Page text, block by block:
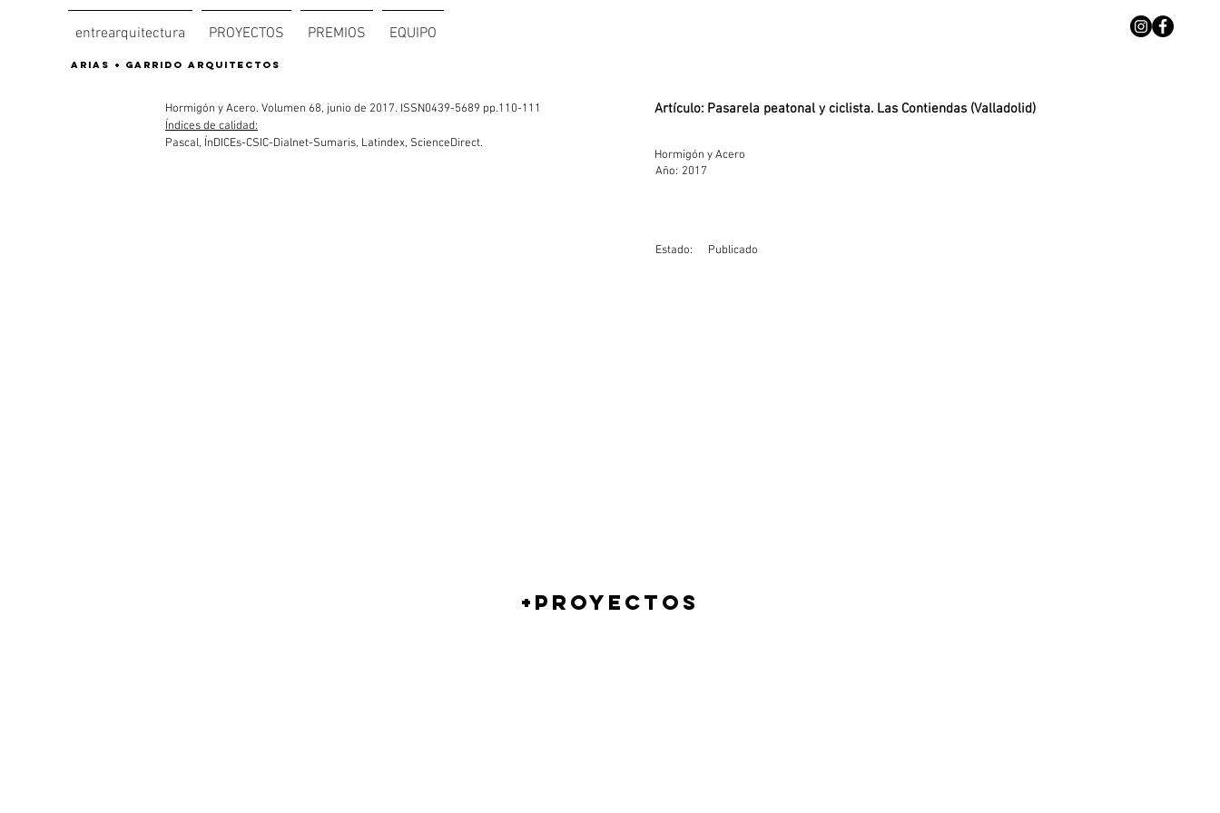
entrearquitectura PROYECTOS PREMIOS EQUIPO
arias + garrido arquitectos
Hormigón y Acero. Volumen 68, junio de 2017. ISSN0439-5689 pp.110-111
Índices de calidad:
Pascal, ÍnDICEs-CSIC-Dialnet-Sumaris, Latindex, ScienceDirect.
Artículo: Pasarela peatonal y ciclista. Las Contiendas (Valladolid)
2017
Año:
Estado: Publicado
Hormigón y Acero
+PROYECTOS